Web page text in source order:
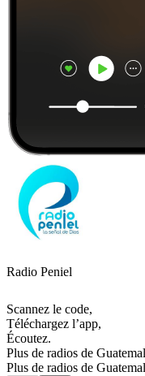
Radio Peniel
Scannez le code,
Téléchargez l’app,
Écoutez.
Plus de radios de
Plus de radios de